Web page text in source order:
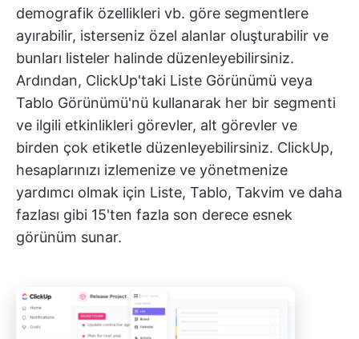
demografik özellikleri vb. göre segmentlere
ayırabilir, isterseniz özel alanlar oluşturabilir ve
bunları listeler halinde düzenleyebilirsiniz.
Ardından, ClickUp'taki Liste Görünümü veya
Tablo Görünümü'nü kullanarak her bir segmenti
ve ilgili etkinlikleri görevler, alt görevler ve
birden çok etiketle düzenleyebilirsiniz. ClickUp,
hesaplarınızı izlemenize ve yönetmenize
yardımcı olmak için Liste, Tablo, Takvim ve daha
fazlası gibi 15'ten fazla son derece esnek
görünüm sunar.